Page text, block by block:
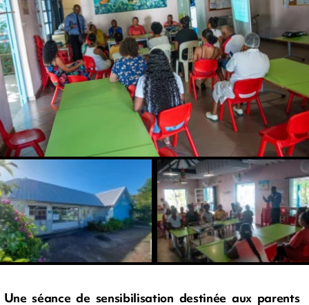
Une séance de sensibilisation destinée aux parents